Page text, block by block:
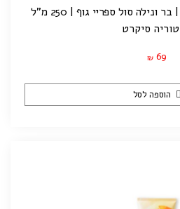
סיקרט
₪ 69
הוספה לסל